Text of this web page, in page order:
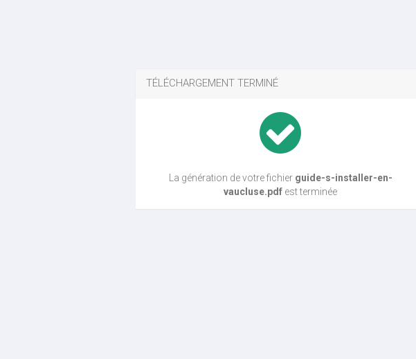
TÉLÉCHARGEMENT TERMINÉ
La génération de votre fichier guide-s-installer-en-
vaucluse.pdf est terminée